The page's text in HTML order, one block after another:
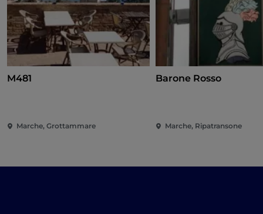
M481
Marche, Grottammare
Barone Rosso
Marche, Ripatransone